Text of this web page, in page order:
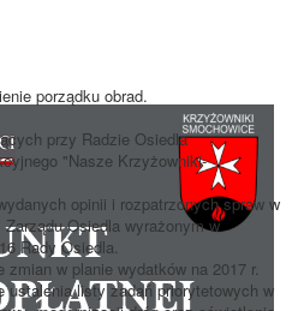
porządku obrad.
przy Radzie Osiedla
"Nasze Krzyżowniki-
opinii i rozpatrzonych spraw w
Osiedla wyrażonym w
Rady Osiedla.
zmian w planie wydatków na 2017 r.
ustalenia listy zadań priorytetowych w